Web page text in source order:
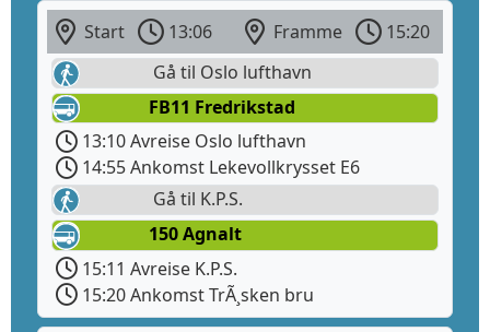
Start 13:06 Framme
15:20
Gå til Oslo lufthavn
FB11 Fredrikstad
13:10 Avreise Oslo lufthavn
14:55 Ankomst Lekevollkrysset E6
Gå til K.P.S.
150 Agnalt
15:11 Avreise K.P.S.
15:20 Ankomst TrÃ¸sken bru